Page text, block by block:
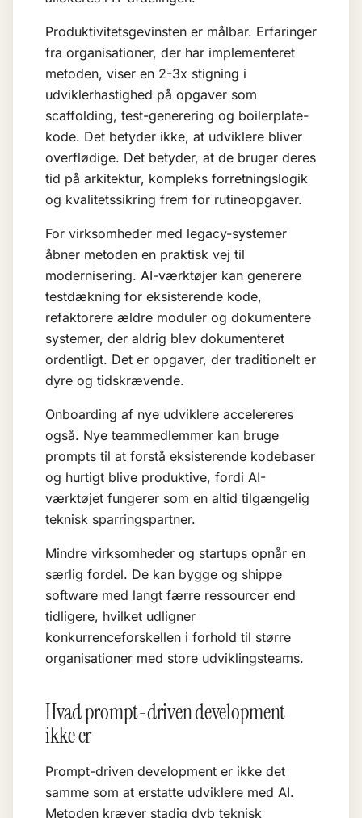
Produktivitetsgevinsten er målbar. Erfaringer
fra organisationer, der har implementeret
metoden, viser en 2-3x stigning i
udviklerhastighed på opgaver som
scaffolding, test-generering og boilerplate-
kode. Det betyder ikke, at udviklere bliver
overflødige. Det betyder, at de bruger deres
tid på arkitektur, kompleks forretningslogik
og kvalitetssikring frem for rutineopgaver.
For virksomheder med legacy-systemer
åbner metoden en praktisk vej til
modernisering. AI-værktøjer kan generere
testdækning for eksisterende kode,
refaktorere ældre moduler og dokumentere
systemer, der aldrig blev dokumenteret
ordentligt. Det er opgaver, der traditionelt er
dyre og tidskrævende.
Onboarding af nye udviklere accelereres
også. Nye teammedlemmer kan bruge
prompts til at forstå eksisterende kodebaser
og hurtigt blive produktive, fordi AI-
værktøjet fungerer som en altid tilgængelig
teknisk sparringspartner.
Mindre virksomheder og startups opnår en
særlig fordel. De kan bygge og shippe
software med langt færre ressourcer end
tidligere, hvilket udligner
konkurrenceforskellen i forhold til større
organisationer med store udviklingsteams.
Hvad prompt-driven development
ikke er
Prompt-driven development er ikke det
samme som at erstatte udviklere med AI.
Metoden kræver stadig dyb teknisk